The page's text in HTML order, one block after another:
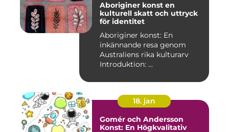
Aboriginer konst en
kulturell skatt och uttryck
för identitet
Aboriginer konst: En
inkännande resa genom
Australiens rika kulturarv
Introduktion: ...
18. jan
Gomér och Andersson
Konst: En Högkvalitativ